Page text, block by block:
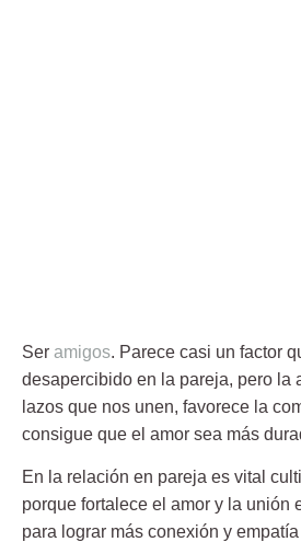
Ser amigos. Parece casi un factor
desapercibido en la pareja, pero la
lazos que nos unen, favorece la
consigue que el amor sea más
En la relación en pareja es vital
porque fortalece el amor y la unión
para lograr más conexión y